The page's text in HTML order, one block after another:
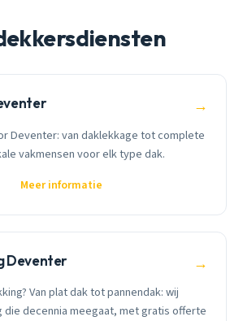
→
Deventer: van daklekkage tot complete
vakmensen voor elk type dak.
Meer informatie
Deventer →
Van plat dak tot pannendak: wij
die decennia meegaat, met gratis offerte